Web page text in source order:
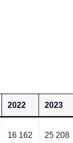
2022 2023
16 162 25 208